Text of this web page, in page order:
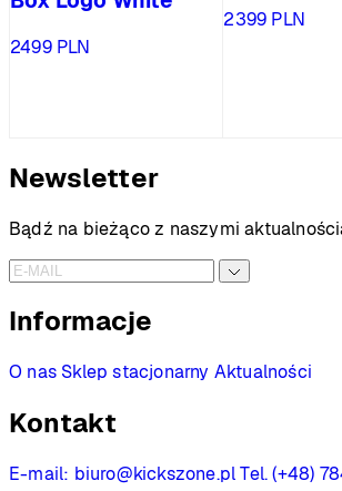
2499 PLN
2399 PLN
Newsletter
Bądź na bieżąco z naszymi
Informacje
O nas Sklep stacjonarny Aktualności
Kontakt
E-mail: biuro@kickszone.pl Tel. (+48)